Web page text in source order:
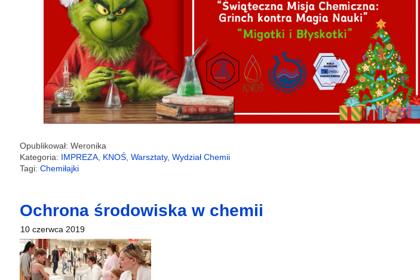
Opublikował: Weronika
Kategoria: IMPREZA, KNOŚ,Warsztaty,Wydział Chemii
Tagi:Chemiłajki
Ochrona środowiska w chemii
10 czerwca 2019